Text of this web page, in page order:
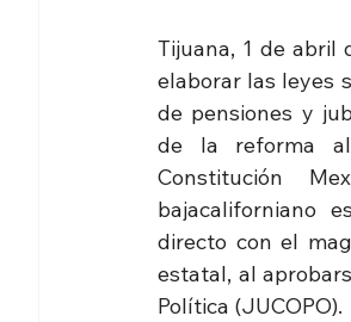
Tijuana, 1 de abril
elaborar las leyes
de pensiones y
de la reforma
Constitución
bajacaliforniano
directo con el
estatal, al
Política (JUCOPO).